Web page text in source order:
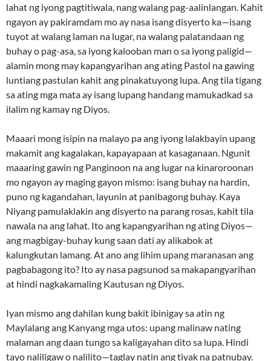
lahat ng iyong pagtitiwala, nang walang pag-aalinlangan. Kahit
ngayon ay pakiramdam mo ay nasa isang disyerto ka—isang
tuyot at walang laman na lugar, na walang palatandaan ng
buhay o pag-asa, sa iyong kalooban man o sa iyong paligid—
alamin mong may kapangyarihan ang ating Pastol na gawing
luntiang pastulan kahit ang pinakatuyong lupa. Ang tila tigang
sa ating mga mata ay isang lupang handang mamukadkad sa
ilalim ng kamay ng Diyos.
Maaari mong isipin na malayo pa ang iyong lalakbayin upang
makamit ang kagalakan, kapayapaan at kasaganaan. Ngunit
maaaring gawin ng Panginoon na ang lugar na kinaroroonan
mo ngayon ay maging gayon mismo: isang buhay na hardin,
puno ng kagandahan, layunin at panibagong buhay. Kaya
Niyang pamulaklakin ang disyerto na parang rosas, kahit tila
nawala na ang lahat. Ito ang kapangyarihan ng ating Diyos—
ang magbigay-buhay kung saan dati ay alikabok at
kalungkutan lamang. At ano ang lihim upang maranasan ang
pagbabagong ito? Ito ay nasa pagsunod sa makapangyarihan
at hindi nagkakamaling Kautusan ng Diyos.
Iyan mismo ang dahilan kung bakit ibinigay sa atin ng
Maylalang ang Kanyang mga utos: upang malinaw nating
malaman ang daan tungo sa kaligayahan dito sa lupa. Hindi
tayo naliligaw o nalilito—taglay natin ang tiyak na patnubay.